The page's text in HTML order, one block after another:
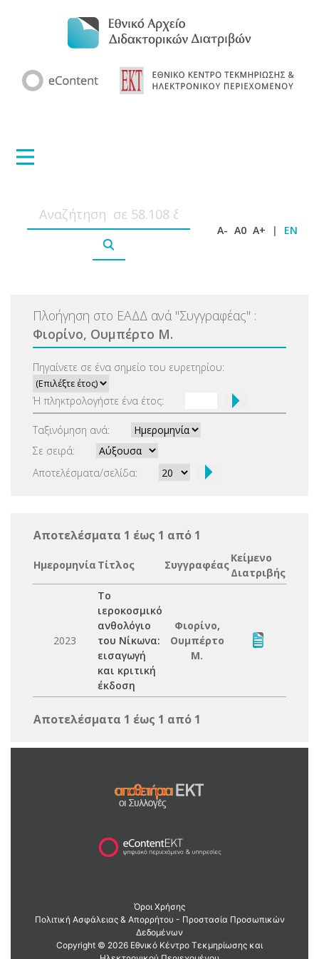
A- A0 A+ | EN
Πλοήγηση στο ΕΑΔΔ ανά "Συγγραφέας" :
Φιορίνο, Ουμπέρτο Μ.
Πηγαίνετε σε ένα σημείο του ευρετηρίου:
Ή πληκτρολογήστε ένα έτος:
Ταξινόμηση ανά:
Σε σειρά:
Αποτελέσματα/σελίδα:
Αποτελέσματα 1 έως 1 από 1
Ημερομηνία Τίτλος Συγγραφέας
Κείμενο
Διατριβής
2023
Το
ιεροκοσμικό
ανθολόγιο
του Νίκωνα:
εισαγωγή
και κριτική
έκδοση
Φιορίνο,
Ουμπέρτο
Μ.
Αποτελέσματα 1 έως 1 από 1